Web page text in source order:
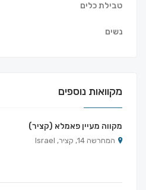
טבילת כלים
נשים
מקוואות נוספים
מקווה מעיין פאמלא (קציר)
המחרשה 14, קציר, Israel